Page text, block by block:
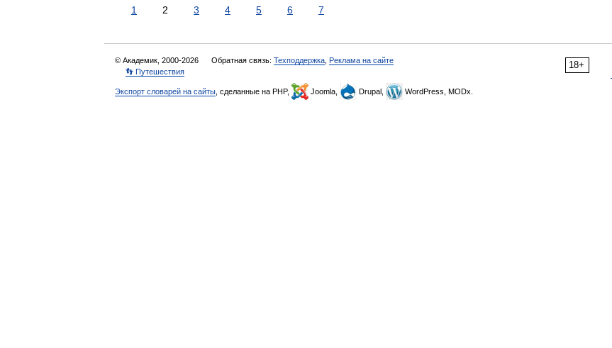
1 2 3 4 5 6 7
18+
© Академик, 2000-2026 Обратная связь: Техподдержка Реклама на сайте
👣 Путешествия
Экспорт словарей на сайты , сделанные на PHP, Joomla, Drupal, WordPress, MODx.